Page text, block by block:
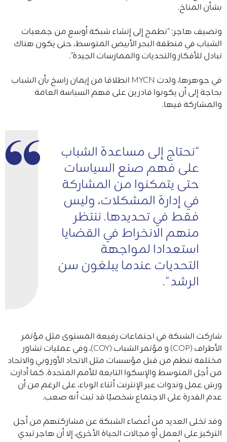
بشأن المناخ.
وتضيف هاجر: “نطمح إلى إنشاء شبكة أوسع من جمعيات
الشباب في منطقة البحر الأبيض المتوسط، حتى يكون هناك
تبادل للأفكار والتحديات والممارسات الجيدة”.
في جوهرها، ولدت MYCN انطلاقا من إيمان راسخ بأن الشباب
بحاجة إلى أن يكونوا قادرين على فهم السياسة العامة
والمشاركة فيها.
“نحتاج إلى مساعدة الشباب
على فهم صنع السياسات
حتى يتمكنوا من المشاركة
في إدارة المشكلات، وليس
فقط في تحديدها. ننتظر
منهم الانخراط في القضايا
استعدادا لمواجهة
التحديات عندما يبلغون سن
الرشد “.
شاركت الشبكة في اجتماعات رفيعة المستوى مثل مؤتمر
الأطراف (COP) و مؤتمر الشباب (COY)، وفي عمليات تشاور
مختلفة تنظم من قبل مؤسسات مثل الاتحاد الأوروبي والاتحاد
من أجل المتوسط ​​والإسكوا التابعة للأمم المتحدة. كما أدارت
ورش عمل وندوات عبر الإنترنت أثناء الوباء، على الرغم من أن
عدم القدرة على الاجتماع شخصيًا قد ثبت أنه صعب.
وقد تخلى العديد من أعضاء الشبكة عن مشاركتهم من أجل
التركيز على العمل أو مجالات الحياة الأخرى، إلا أن هاجر تبدي